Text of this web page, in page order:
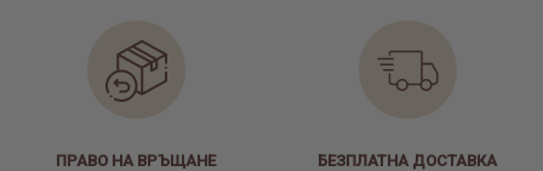
ПРАВО НА ВРЪЩАНЕ
БЕЗПЛАТНА ДОСТАВКА